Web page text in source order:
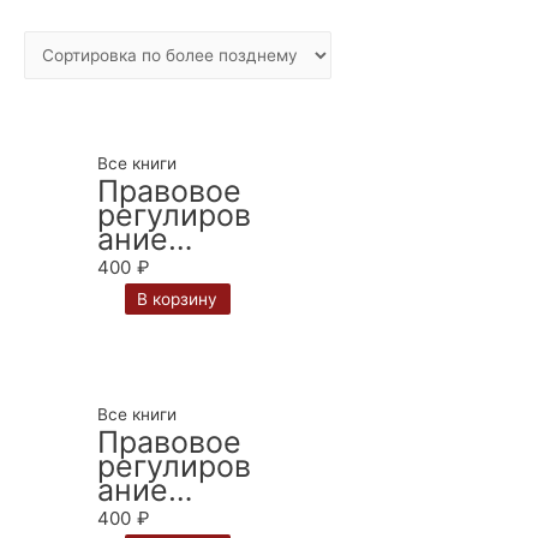
Все книги
Правовое
регулиров
ание
формиров
ания
обосновы
продукци
ю,
поставляе
мую для
обеспечен
ия нужд
400 ₽
В корзину
Все книги
Правовое
регулиров
ание
контроля
400 ₽